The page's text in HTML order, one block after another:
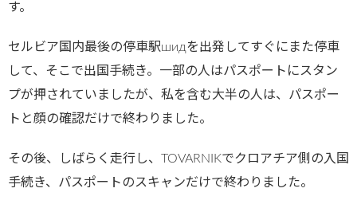
す。
セルビア国内最後の停車駅шидを出発してすぐにまた停車
して、そこで出国手続き。一部の人はパスポートにスタン
プが押されていましたが、私を含む大半の人は、パスポー
トと顔の確認だけで終わりました。
その後、しばらく走行し、TOVARNIKでクロアチア側の入国
手続き、パスポートのスキャンだけで終わりました。